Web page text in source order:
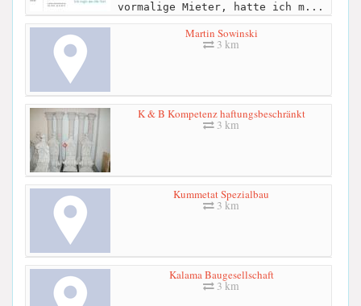
vormalige Mieter, hatte ich m...
Martin Sowinski
3 km
K & B Kompetenz haftungsbeschränkt
3 km
Kummetat Spezialbau
3 km
Kalama Baugesellschaft
3 km